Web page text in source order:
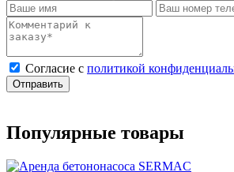
Cогласие с политикой
Отправить
Популярные товары